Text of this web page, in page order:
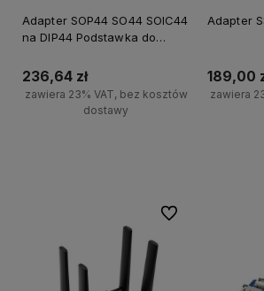
Adapter SOP44 SO44 SOIC44
na DIP44 Podstawka do
236,64 zł
zawiera 23% VAT, bez kosztów
dostawy
Adapter
189,00
zawiera
Do ulubionych